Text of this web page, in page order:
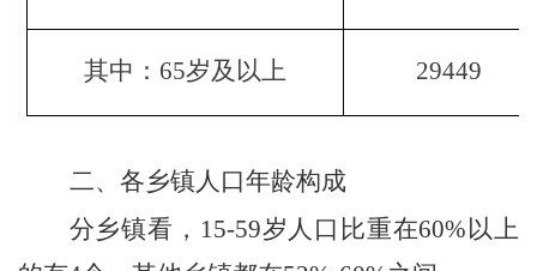
其中： 65岁及以上 29449
二、各乡镇人口年龄构成
分乡镇看， 15-59岁人口比重在60% 以上